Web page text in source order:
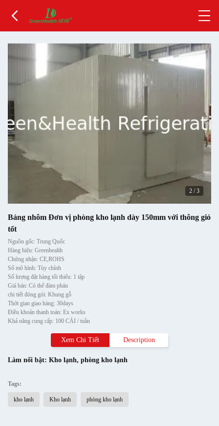
2 /3
Bảng nhôm Đơn vị phòng kho lạnh dày 150mm với thông gió
tốt
Nguồn gốc: Trung Quốc
Hàng hiệu: Greenhealth
Chứng nhận: CE,ROHS
Số mô hình: Tùy chỉnh
Số lượng đặt hàng tối thiểu: 1 tập
Giá bán: Có thể đàm phán
chi tiết đóng gói: Khung gỗ
Thời gian giao hàng: 30days
Điều khoản thanh toán: Ex works
Khả năng cung cấp: 100 CÁI / tuần
Xem Chi Tiết Description
Làm nổi bật: Kho lạnh, phòng kho lạnh
Tags:
kho lạnh Kho lạnh phòng kho lạnh